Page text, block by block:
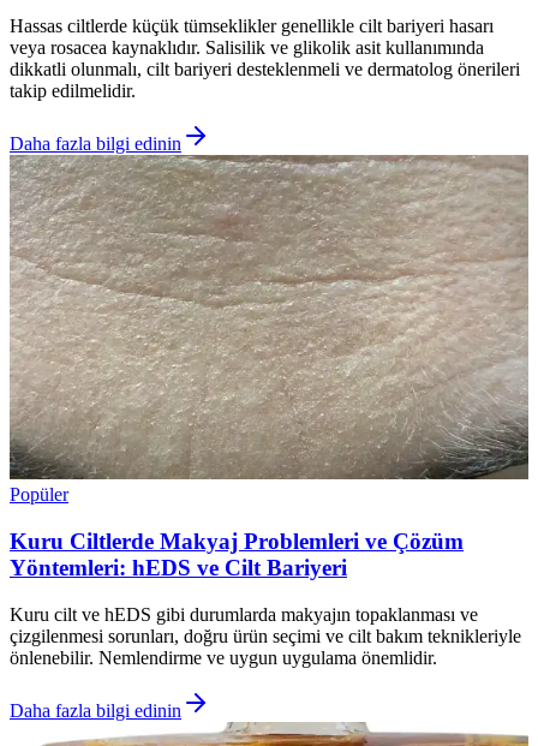
Hassas ciltlerde küçük tümseklikler genellikle cilt bariyeri hasarı
veya rosacea kaynaklıdır. Salisilik ve glikolik asit kullanımında
dikkatli olunmalı, cilt bariyeri desteklenmeli ve dermatolog önerileri
takip edilmelidir.
Daha fazla bilgi edinin
Popüler
Kuru Ciltlerde Makyaj Problemleri ve Çözüm
Yöntemleri: hEDS ve Cilt Bariyeri
Kuru cilt ve hEDS gibi durumlarda makyajın topaklanması ve
çizgilenmesi sorunları, doğru ürün seçimi ve cilt bakım teknikleriyle
önlenebilir. Nemlendirme ve uygun uygulama önemlidir.
Daha fazla bilgi edinin